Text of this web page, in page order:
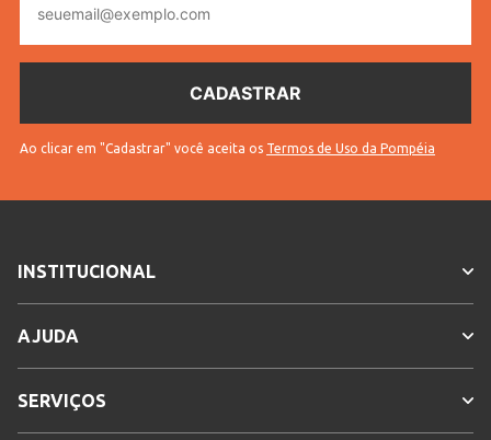
mail
Ao clicar em "Cadastrar" você aceita os Termos de Uso da Pompéia
INSTITUCIONAL
AJUDA
SERVIÇOS